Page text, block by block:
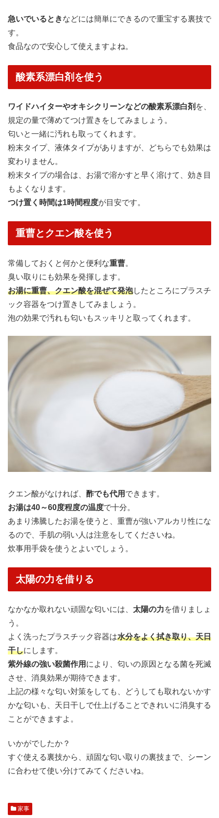
急いでいるときなどには簡単にできるので重宝する裏技で
す。
食品なので安心して使えますよね。
酸素系漂白剤を使う
ワイドハイターやオキシクリーンなどの酸素系漂白剤 を、
規定の量で薄めてつけ置きをしてみましょう。
匂いと一緒に汚れも取ってくれます。
粉末タイプ、液体タイプがありますが、どちらでも効果は
変わりません。
粉末タイプの場合は、お湯で溶かすと早く溶けて、効き目
もよくなります。
つけ置く時間は1時間程度が目安です。
重曹とクエン酸を使う
常備しておくと何かと便利な重曹。
臭い取りにも効果を発揮します。
お湯に重曹、クエン酸を混ぜて発泡したところにプラスチ
ック容器をつけ置きしてみましょう。
泡の効果で汚れも匂いもスッキリと取ってくれます。
クエン酸がなければ、 酢でも代用 できます。
お湯は40～60度程度の温度で十分。
あまり沸騰したお湯を使うと、重曹が強いアルカリ性にな
るので、手肌の弱い人は注意をしてくださいね。
炊事用手袋を使うとよいでしょう。
太陽の力を借りる
なかなか取れない頑固な匂いには、 太陽の力を借りましょ
う。
よく洗ったプラスチック容器は水分をよく拭き取り、天日
干しにします。
紫外線の強い殺菌作用 により、匂いの原因となる菌を死滅
させ、消臭効果が期待できます。
上記の様々な匂い対策をしても、どうしても取れないかす
かな匂いも、天日干しで仕上げることできれいに消臭する
ことができますよ。
いかがでしたか？
すぐ使える裏技から、頑固な匂い取りの裏技まで、シーン
に合わせて使い分けてみてくださいね。
家事